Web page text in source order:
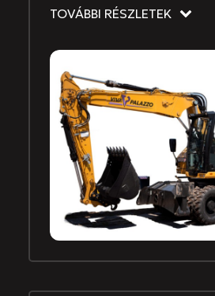
TOVÁBBI RÉSZLETEK